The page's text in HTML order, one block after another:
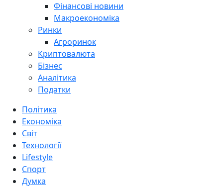
Фінансові новини
Макроекономіка
Ринки
Агроринок
Криптовалюта
Бізнес
Аналітика
Податки
Політика
Економіка
Світ
Технології
Lifestyle
Спорт
Думка